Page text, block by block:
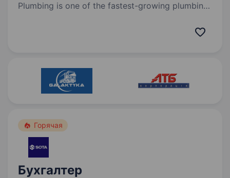
Plumbing is one of the fastest-growing plumbing
pipe lining and trenchless sewer repair. Operating
Горячая
Бухгалтер